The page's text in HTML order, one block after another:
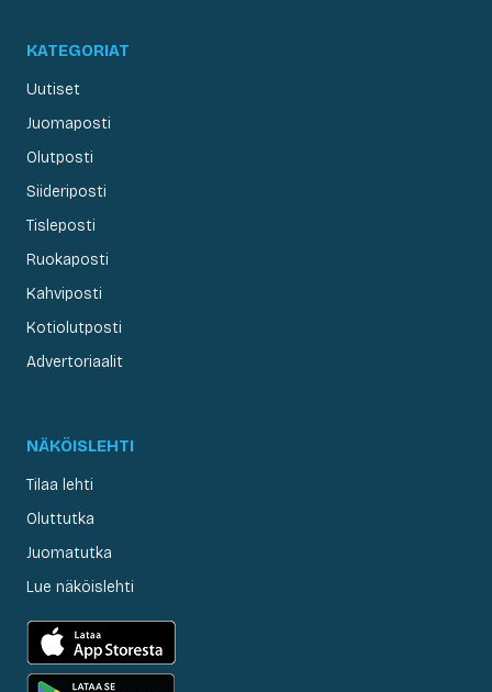
KATEGORIAT
Uutiset
Juomaposti
Olutposti
Siideriposti
Tisleposti
Ruokaposti
Kahviposti
Kotiolutposti
Advertoriaalit
NÄKÖISLEHTI
Tilaa lehti
Oluttutka
Juomatutka
Lue näköislehti